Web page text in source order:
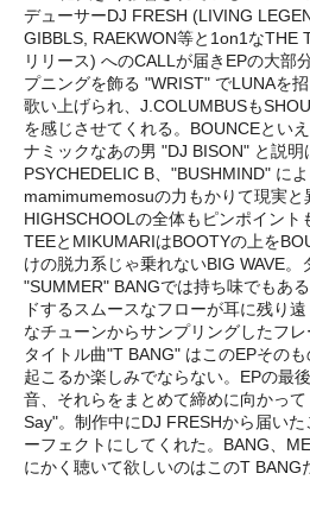
デューサーDJ FRESH (LIVING
GIBBLS, RAEKWON等と1on1なTHE
リリース) へのCALLが届きEPの大部
プニングを飾る "WRIST" でLUNAを
歌い上げられ、J.COLUMBUSも
を感じさせてくれる。BOUNCEとい
ナミックなあの男 "DJ BISON" と説明
PSYCHEDELIC B、"BUSHMIND" に
mamimumemosuの力もかりて現実
HIGHSCHOOLの全体もピンポイント
TEEとMIKUMARIはBOOTYの上を
けの脱力系じゃ乗れないBIG WAVE。
"SUMMER" BANGでは持ち味でもあ
ドするスムースなフローが耳に残り
なチューンからサンプリングしたフ
タイトル曲"T BANG" はこのEPその
起こるか楽しみでならない。EPの最
音、それらをまとめて締めに向かっ
Say"。制作中にDJ FRESHから届い
ーフェクトにしてくれた。BANG、
にかく聴いて欲しいのはこのT BANG